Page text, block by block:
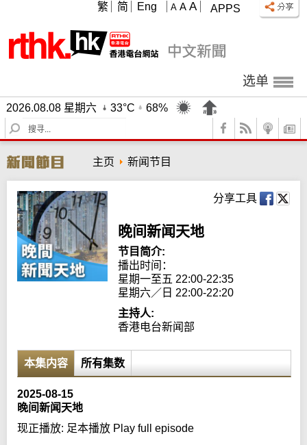
APPS
A A A
繁 简 Eng
选单
2026.08.08 星期六 33°C
68%
S
e
r
c
h
主页 新闻节目
分享工具
晚间新闻天地
节目简介:
播出时间：
星期一至五 22:00-22:35
星期六／日 22:00-22:20
主持人:
香港电台新闻部
本集内容 所有集数
2025-08-15
晚间新闻天地
现正播放: 足本播放 Play full episode